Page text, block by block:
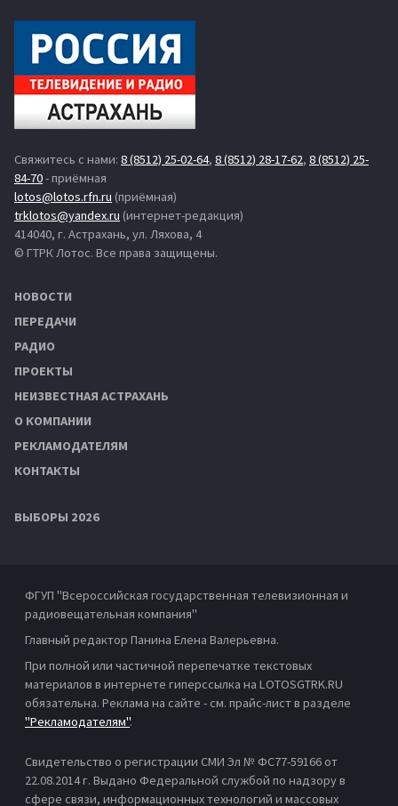
Свяжитесь с нами: 8 (8512) 25-02-64, 8 (8512) 28-17-62, 8 (8512) 25-
84-70- приёмная
lotos@lotos.rfn.ru (приёмная)
trklotos@yandex.ru (интернет-редакция)
414040, г. Астрахань, ул. Ляхова, 4
© ГТРК Лотос. Все права защищены.
НОВОСТИ
ПЕРЕДАЧИ
РАДИО
ПРОЕКТЫ
НЕИЗВЕСТНАЯ АСТРАХАНЬ
О КОМПАНИИ
РЕКЛАМОДАТЕЛЯМ
КОНТАКТЫ
ВЫБОРЫ 2026
ФГУП "Всероссийская государственная телевизионная и
радиовещательная компания"
Главный редактор Панина Елена Валерьевна.
При полной или частичной перепечатке текстовых
материалов в интернете гиперссылка на LOTOSGTRK.RU
обязательна. Реклама на сайте - см. прайс-лист в разделе
"Рекламодателям".
Свидетельство о регистрации СМИ Эл № ФС77-59166 от
22.08.2014 г. Выдано Федеральной службой по надзору в
сфере связи, информационных технологий и массовых